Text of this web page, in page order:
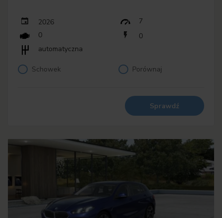
2026
7
0
0
automatyczna
Schowek Porównaj
Sprawdź